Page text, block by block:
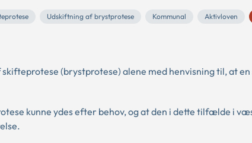
Udskiftning af brystprotese Kommunal Aktivloven
(brystprotese) alene med henvisning til, at
kunne ydes efter behov, og at den i dette tilfælde i